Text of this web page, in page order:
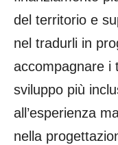
del territorio e
nel tradurli in
accompagnare i
sviluppo più
all’esperienza
nella